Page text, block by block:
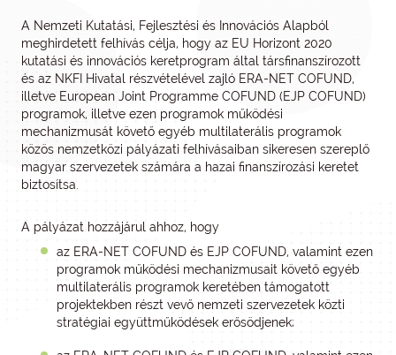
A Nemzeti Kutatási, Fejlesztési és Innovációs Alapból
meghirdetett felhívás célja, hogy az EU Horizont 2020
kutatási és innovációs keretprogram által társfinanszírozott
és az NKFI Hivatal részvételével zajló ERA-NET COFUND,
illetve European Joint Programme COFUND (EJP COFUND)
programok, illetve ezen programok működési
mechanizmusát követő egyéb multilaterális programok
közös nemzetközi pályázati felhívásaiban sikeresen szereplő
magyar szervezetek számára a hazai finanszírozási keretet
biztosítsa.
A pályázat hozzájárul ahhoz, hogy
az ERA-NET COFUND és EJP COFUND, valamint ezen
programok működési mechanizmusait követő egyéb
multilaterális programok keretében támogatott
projektekben részt vevő nemzeti szervezetek közti
stratégiai együttműködések erősödjenek;